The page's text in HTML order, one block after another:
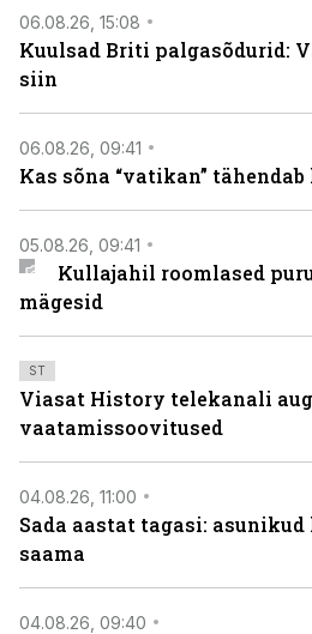
06.08.26, 15:08
Kuulsad Briti palgasõdurid:
siin
06.08.26, 09:41
Kas sõna “vatikan”
05.08.26, 09:41
Kullajahil roomlased
mägesid
ST
Viasat History telekanali
vaatamissoovitused
04.08.26, 11:00
Sada aastat tagasi:
saama
04.08.26, 09:40